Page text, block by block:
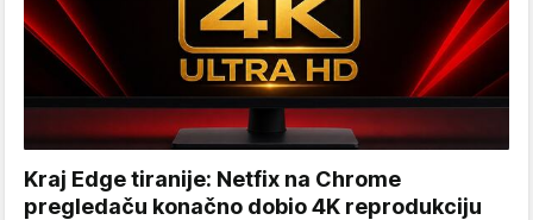
Kraj Edge tiranije: Netfix na Chrome
pregledaču konačno dobio 4K reprodukciju